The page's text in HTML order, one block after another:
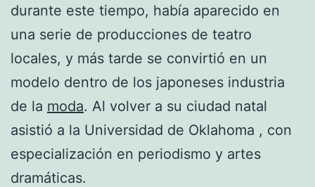
durante este tiempo, había aparecido en
una serie de producciones de teatro
locales, y más tarde se convirtió en un
modelo dentro de los japoneses industria
de la moda. Al volver a su ciudad natal
asistió a la Universidad de Oklahoma , con
especialización en periodismo y artes
dramáticas.